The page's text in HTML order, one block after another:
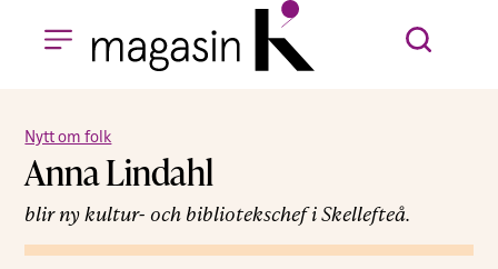
Nytt om folk
Anna Lindahl
blir ny kultur- och bibliotekschef i Skellefteå.